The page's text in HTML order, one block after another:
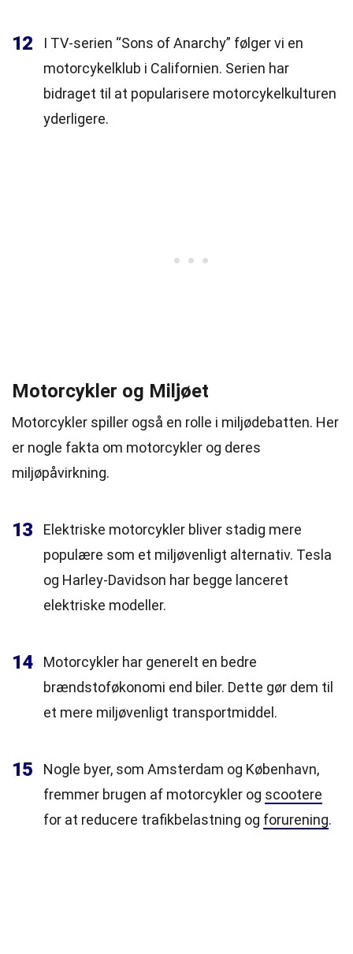
12
I TV-serien “Sons of Anarchy” følger vi en
motorcykelklub i Californien. Serien har
bidraget til at popularisere motorcykelkulturen
yderligere.
Motorcykler og Miljøet
Motorcykler spiller også en rolle i miljødebatten. Her
er nogle fakta om motorcykler og deres
miljøpåvirkning.
13
Elektriske motorcykler bliver stadig mere
populære som et miljøvenligt alternativ. Tesla
og Harley-Davidson har begge lanceret
elektriske modeller.
14
Motorcykler har generelt en bedre
brændstoføkonomi end biler. Dette gør dem til
et mere miljøvenligt transportmiddel.
15
Nogle byer, som Amsterdam og København,
fremmer brugen af motorcykler og scootere
for at reducere trafikbelastning og forurening.